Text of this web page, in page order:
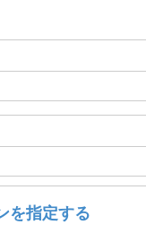
を指定する